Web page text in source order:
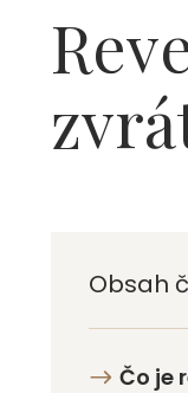
Obsah
Čo je